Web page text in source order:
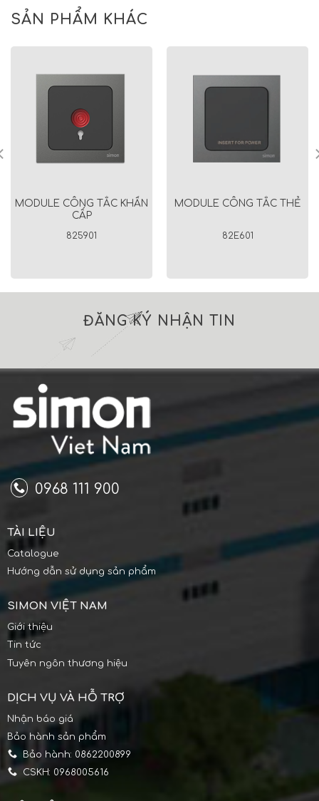
SẢN PHẨM KHÁC
MODULE CÔNG TẮC KHẨN
CẤP
825901
MODULE CÔNG TẮC THẺ
82E601
ĐĂNG KÝ NHẬN TIN
0968 111 900
TÀI LIỆU
Catalogue
Hướng dẫn sử dụng sản phẩm
SIMON VIỆT NAM
Giới thiệu
Tin tức
Tuyên ngôn thương hiệu
DỊCH VỤ VÀ HỖ TRỢ
Nhận báo giá
Bảo hành sản phẩm
Bảo hành: 0862200899
CSKH: 0968005616